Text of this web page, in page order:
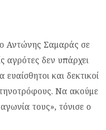
Αντώνης Σαμαράς σε
αγρότες δεν υπάρχει
και δεκτικοί
Να ακούμε
τους», τόνισε ο